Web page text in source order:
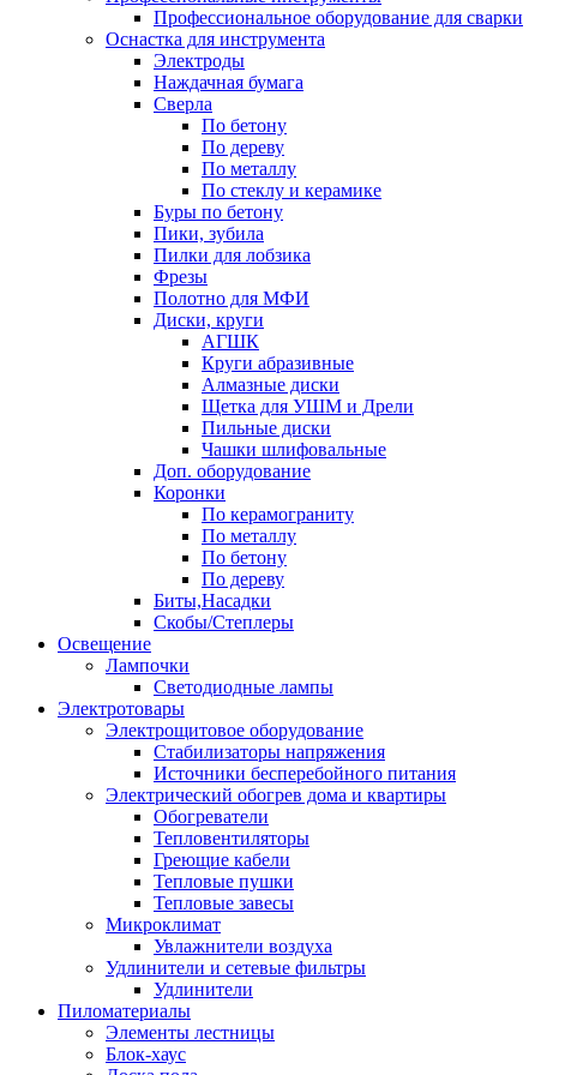
Профессиональное оборудование для сварки
Оснастка для инструмента
Электроды
Наждачная бумага
Сверла
По бетону
По дереву
По металлу
По стеклу и керамике
Буры по бетону
Пики, зубила
Пилки для лобзика
Фрезы
Полотно для МФИ
Диски, круги
АГШК
Круги абразивные
Алмазные диски
Щетка для УШМ и Дрели
Пильные диски
Чашки шлифовальные
Доп. оборудование
Коронки
По керамограниту
По металлу
По бетону
По дереву
Биты,Насадки
Скобы/Степлеры
Освещение
Лампочки
Светодиодные лампы
Электротовары
Электрощитовое оборудование
Стабилизаторы напряжения
Источники бесперебойного питания
Электрический обогрев дома и квартиры
Обогреватели
Тепловентиляторы
Греющие кабели
Тепловые пушки
Тепловые завесы
Микроклимат
Увлажнители воздуха
Удлинители и сетевые фильтры
Удлинители
Пиломатериалы
Элементы лестницы
Блок-хаус